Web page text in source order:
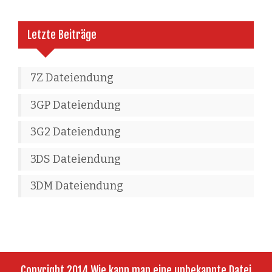
Letzte Beiträge
7Z Dateiendung
3GP Dateiendung
3G2 Dateiendung
3DS Dateiendung
3DM Dateiendung